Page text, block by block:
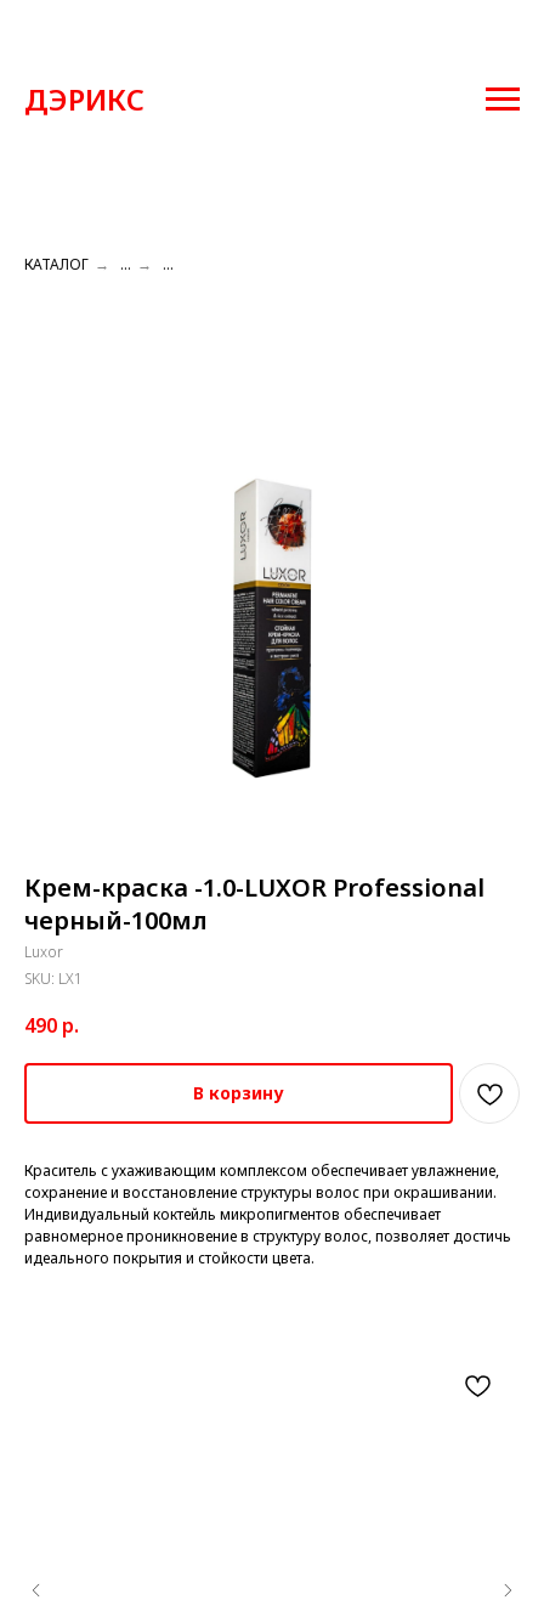
ДЭРИКС
КАТАЛОГ → ... → ...
Крем-краска -1.0-LUXOR Professional
черный-100мл
Luxor
SKU: LX1
490 р.
В корзину
Краситель с ухаживающим комплексом обеспечивает увлажнение,
сохранение и восстановление структуры волос при окрашивании.
Индивидуальный коктейль микропигментов обеспечивает
равномерное проникновение в структуру волос, позволяет достичь
идеального покрытия и стойкости цвета.